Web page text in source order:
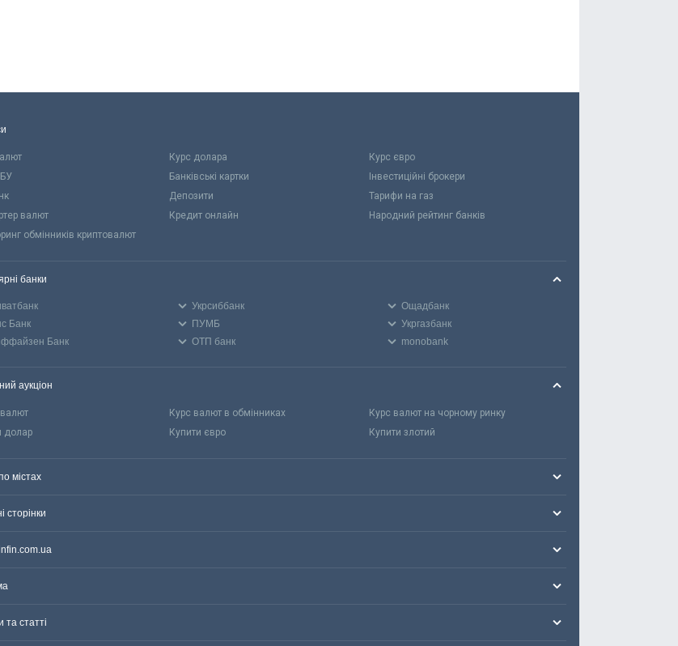
Курс долара
Курс євро
Банківські картки
Інвестиційні брокери
Депозити
Тарифи на газ
валют
Кредит онлайн
Народний рейтинг банків
обмінників криптовалют
банки
Укрсиббанк
Ощадбанк
Банк
ПУМБ
Укргазбанк
Банк
ОТП банк monobank
аукціон
Курс валют в обмінниках
Курс валют на чорному ринку
долар
Купити євро Купити злотий
містах
сторінки
та статті